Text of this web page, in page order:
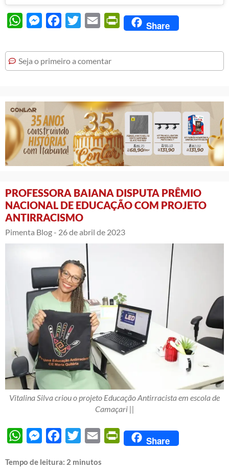
WhatsAppMessengerFacebook
Twitter Email PrintFriendly
Share
Seja o primeiro a comentar
PROFESSORA BAIANA DISPUTA PRÊMIO
NACIONAL DE EDUCAÇÃO COM PROJETO
ANTIRRACISMO
Pimenta Blog - 26 de abril de 2023
Vitalina Silva criou o projeto Educação Antirracista em escola de
Camaçari ||
WhatsAppMessengerFacebook
Twitter Email PrintFriendly
Share
Tempo de leitura: 2 minutos